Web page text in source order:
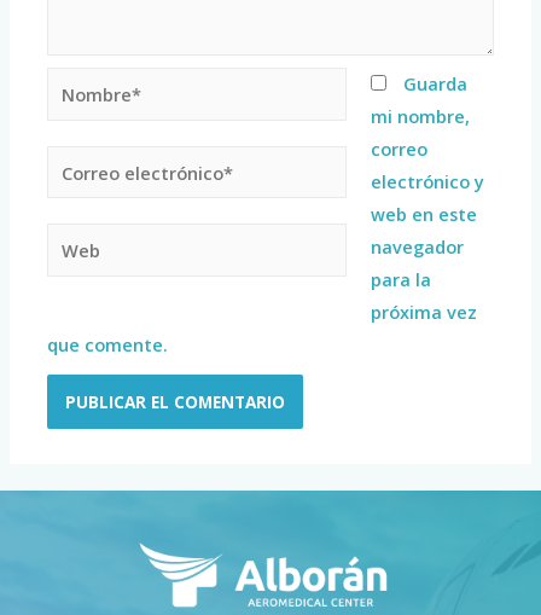
Guarda
mi nombre,
correo
electrónico y
web en este
navegador
para la
próxima vez
que comente.